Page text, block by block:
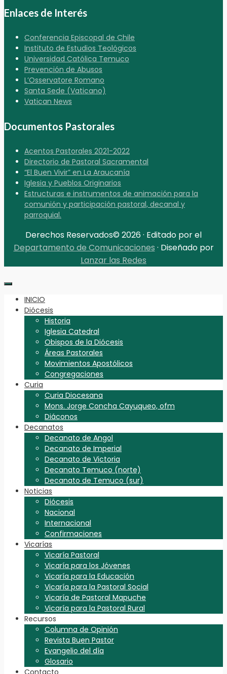
Enlaces de Interés
Conferencia Episcopal de Chile
Instituto de Estudios Teológicos
Universidad Católica Temuco
Prevención de Abusos
L’Osservatore Romano
Santa Sede (Vaticano)
Vatican News
Documentos Pastorales
Acentos Pastorales 2021-2022
Directorio de Pastoral Sacramental
“El Buen Vivir” en La Araucanía
Iglesia y Pueblos Originarios
Estructuras e instrumentos de animación para la
comunión y participación pastoral, decanal y
parroquial.
Derechos Reservados© 2026 · Editado por el
Departamento de Comunicaciones · Diseñado por
Lanzar las Redes
INICIO
Diócesis
Historia
Iglesia Catedral
Obispos de la Diócesis
Áreas Pastorales
Movimientos Apostólicos
Congregaciones
Curia
Curia Diocesana
Mons. Jorge Concha Cayuqueo, ofm
Diáconos
Decanatos
Decanato de Angol
Decanato de Imperial
Decanato de Victoria
Decanato Temuco (norte)
Decanato de Temuco (sur)
Noticias
Diócesis
Nacional
Internacional
Confirmaciones
Vicarías
Vicaría Pastoral
Vicaría para los Jóvenes
Vicaría para la Educación
Vicaría para la Pastoral Social
Vicaría de Pastoral Mapuche
Vicaría para la Pastoral Rural
Recursos
Columna de Opinión
Revista Buen Pastor
Evangelio del día
Glosario
Contacto